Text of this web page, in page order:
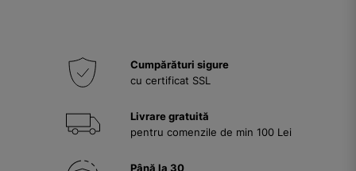
Cumpărături sigure
cu certificat SSL
Livrare gratuită
pentru comenzile de min 100 Lei
Până la 30